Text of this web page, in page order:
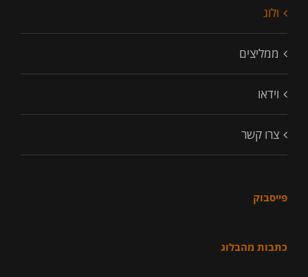
ולוג
ממליצים
וידאו
צרו קשר
פייסבוק
כתבות מהבלוג